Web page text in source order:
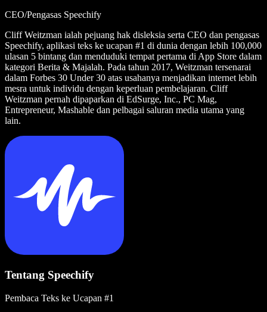
CEO/Pengasas Speechify
Cliff Weitzman ialah pejuang hak disleksia serta CEO dan pengasas
Speechify, aplikasi teks ke ucapan #1 di dunia dengan lebih 100,000
ulasan 5 bintang dan menduduki tempat pertama di App Store dalam
kategori Berita & Majalah. Pada tahun 2017, Weitzman tersenarai
dalam Forbes 30 Under 30 atas usahanya menjadikan internet lebih
mesra untuk individu dengan keperluan pembelajaran. Cliff
Weitzman pernah dipaparkan di EdSurge, Inc., PC Mag,
Entrepreneur, Mashable dan pelbagai saluran media utama yang
lain.
Tentang Speechify
Pembaca Teks ke Ucapan #1